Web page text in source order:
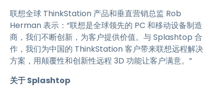
联想全球 ThinkStation 产品和垂直营销总监 Rob
Herman 表示：“联想是全球领先的 PC 和移动设备制造
商，我们不断创新，为客户提供价值。与 Splashtop 合
作，我们为中国的 ThinkStation 客户带来联想远程解决
方案，用颠覆性和创新性远程 3D 功能让客户满意。”
关于 Splashtop